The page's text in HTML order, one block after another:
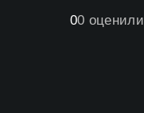
00 оценили